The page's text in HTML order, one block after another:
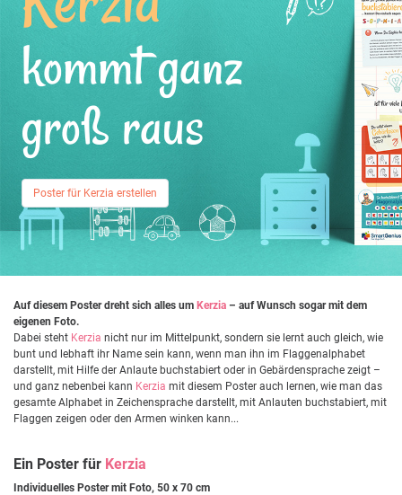
kommt ganz
groß raus
Poster für Kerzia erstellen
Auf diesem Poster dreht sich alles um Kerzia – auf Wunsch sogar mit dem
eigenen Foto.
Dabei steht Kerzia nicht nur im Mittelpunkt, sondern sie lernt auch gleich, wie
bunt und lebhaft ihr Name sein kann, wenn man ihn im Flaggenalphabet
darstellt, mit Hilfe der Anlaute buchstabiert oder in Gebärdensprache zeigt –
und ganz nebenbei kann Kerzia mit diesem Poster auch lernen, wie man das
gesamte Alphabet in Zeichensprache darstellt, mit Anlauten buchstabiert, mit
Flaggen zeigen oder den Armen winken kann...
Ein Poster für Kerzia
Individuelles Poster mit Foto, 50 x 70 cm